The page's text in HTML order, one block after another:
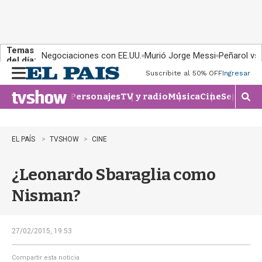
Temas
del día: Negociaciones con EE.UU. Murió Jorge Messi Peñarol
n
u
Suscribite al 50% OFFIngresar
PersonajesTV y radioMúsicaCineSeries
M
o
e
EL PAÍS TVSHOW CINE
¿Leonardo Sbaraglia como
Nisman?
27/02/2015, 19:53
Compartir esta noticia